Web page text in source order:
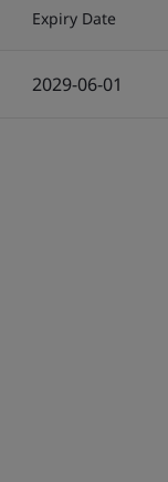
Expiry Date
2029-06-01